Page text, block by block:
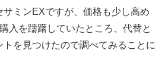
サミンEXですが、価格も少し高め
入を躊躇していたところ、代替と
を見つけたので調べてみることに